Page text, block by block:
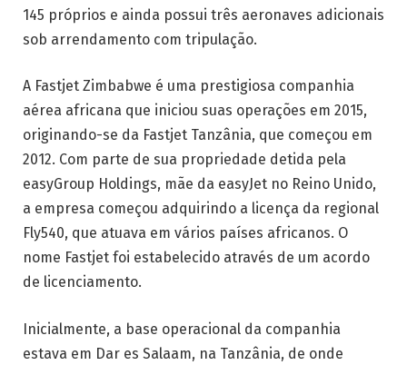
145 próprios e ainda possui três aeronaves adicionais
sob arrendamento com tripulação.
A Fastjet Zimbabwe é uma prestigiosa companhia
aérea africana que iniciou suas operações em 2015,
originando-se da Fastjet Tanzânia, que começou em
2012. Com parte de sua propriedade detida pela
easyGroup Holdings, mãe da easyJet no Reino Unido,
a empresa começou adquirindo a licença da regional
Fly540, que atuava em vários países africanos. O
nome Fastjet foi estabelecido através de um acordo
de licenciamento.
Inicialmente, a base operacional da companhia
estava em Dar es Salaam, na Tanzânia, de onde